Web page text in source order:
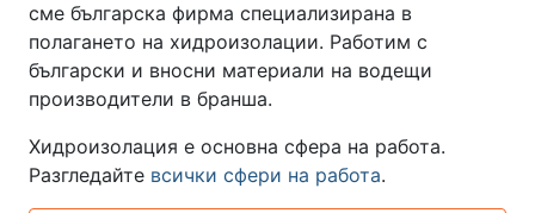
сме българска фирма специализирана в
полагането на хидроизолации. Работим с
български и вносни материали на водещи
производители в бранша.
Хидроизолация е основна сфера на работа.
Разгледайте всички сфери на работа.